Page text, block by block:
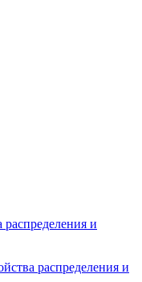
распределения и
распределения и